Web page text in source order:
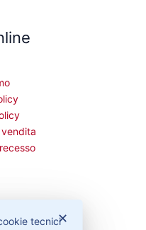
aiuto? ✕
tecnici